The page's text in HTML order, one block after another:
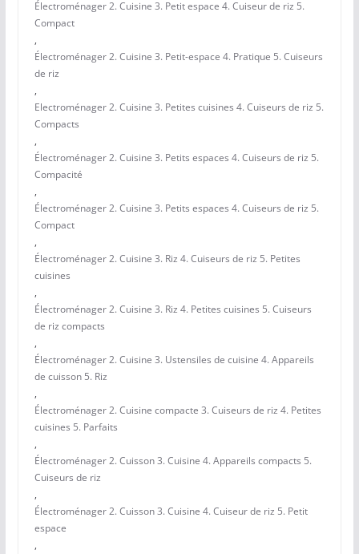
Électroménager 2. Cuisine 3. Petit espace 4. Cuiseur de riz 5.
Compact
,
Électroménager 2. Cuisine 3. Petit-espace 4. Pratique 5. Cuiseurs
de riz
,
Electroménager 2. Cuisine 3. Petites cuisines 4. Cuiseurs de riz 5.
Compacts
,
Électroménager 2. Cuisine 3. Petits espaces 4. Cuiseurs de riz 5.
Compacité
,
Électroménager 2. Cuisine 3. Petits espaces 4. Cuiseurs de riz 5.
Compact
,
Électroménager 2. Cuisine 3. Riz 4. Cuiseurs de riz 5. Petites
cuisines
,
Électroménager 2. Cuisine 3. Riz 4. Petites cuisines 5. Cuiseurs
de riz compacts
,
Électroménager 2. Cuisine 3. Ustensiles de cuisine 4. Appareils
de cuisson 5. Riz
,
Électroménager 2. Cuisine compacte 3. Cuiseurs de riz 4. Petites
cuisines 5. Parfaits
,
Électroménager 2. Cuisson 3. Cuisine 4. Appareils compacts 5.
Cuiseurs de riz
,
Électroménager 2. Cuisson 3. Cuisine 4. Cuiseur de riz 5. Petit
espace
,